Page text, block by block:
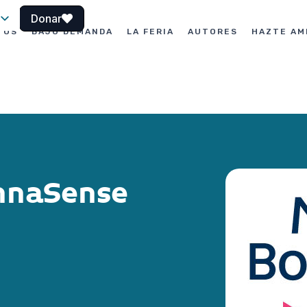
Donar
BAJO DEMANDA LA FERIA AUTORES HAZTE